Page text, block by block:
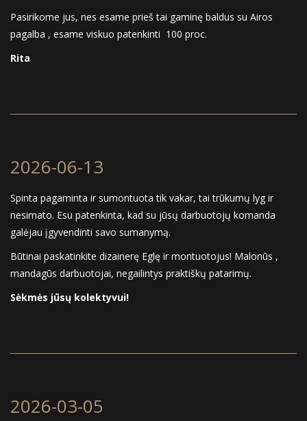
Pasirikome jus, nes esame prieš tai gaminę baldus su Airos
pagalba , esame viskuo patenkinti 100 proc.
Rita
2026-06-13
Spinta pagaminta ir sumontuota tik vakar, tai trūkumų lyg ir
nesimato. Esu patenkinta, kad su jūsų darbuotojų komanda
galėjau įgyvendinti savo sumanymą.
Būtinai paskatinkite dizainerę Eglę ir montuotojus! Malonūs ,
mandagūs darbuotojai, negailintys praktiškų patarimų.
Sėkmės jūsų kolektyvui!
2026-03-05